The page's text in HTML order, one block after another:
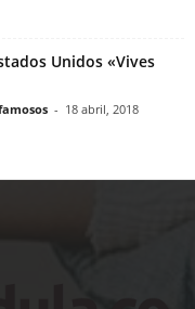
Unidos «Vives
- 18 abril, 2018